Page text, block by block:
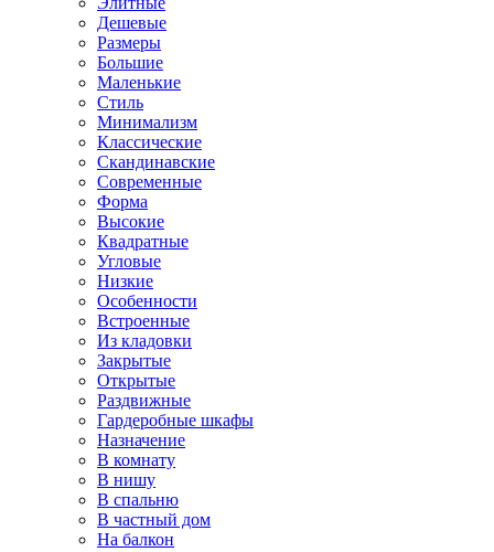
Дешевые
Размеры
Большие
Маленькие
Стиль
Минимализм
Классические
Скандинавские
Современные
Форма
Высокие
Квадратные
Угловые
Низкие
Особенности
Встроенные
Из кладовки
Закрытые
Открытые
Раздвижные
Гардеробные шкафы
Назначение
В комнату
В нишу
В спальню
В частный дом
На балкон